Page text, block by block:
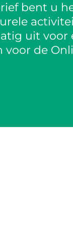
bent u
uit voor
de